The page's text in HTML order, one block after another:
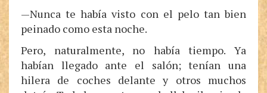
—Nunca te había visto con el pelo tan bien
peinado como esta noche.
Pero, naturalmente, no había tiempo. Ya
habían llegado ante el salón; tenían una
hilera de coches delante y otros muchos